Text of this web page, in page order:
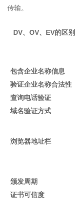
传输。
DV、OV、EV的区别
包含企业名称信息
验证企业名称合法性
查询电话验证
域名验证方式
浏览器地址栏
颁发周期
证书可信度